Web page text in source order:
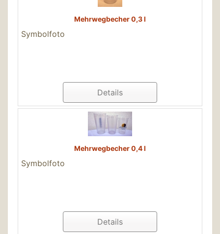
Mehrwegbecher 0,3 l
Symbolfoto
Details
Mehrwegbecher 0,4 l
Symbolfoto
Details